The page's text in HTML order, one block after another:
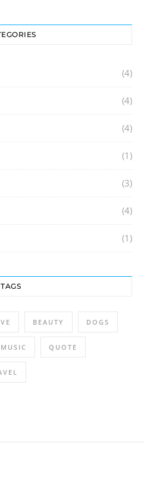
(4)
(4)
(4)
(1)
(3)
(4)
(1)
TAGS
BEAUTY DOGS
MUSIC QUOTE